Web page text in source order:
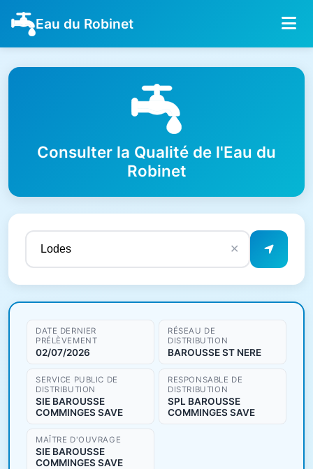
Eau du Robinet
Consulter la Qualité de l'Eau du
Robinet
✕
Résultats de qualité de l'eau
DATE DERNIER
PRÉLÈVEMENT
02/07/2026
RÉSEAU DE
DISTRIBUTION
BAROUSSE ST NERE
SERVICE PUBLIC DE
DISTRIBUTION
SIE BAROUSSE
COMMINGES SAVE
RESPONSABLE DE
DISTRIBUTION
SPL BAROUSSE
COMMINGES SAVE
MAÎTRE D'OUVRAGE
SIE BAROUSSE
COMMINGES SAVE